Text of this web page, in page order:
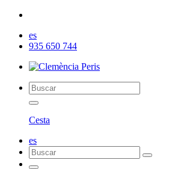
es
935 650 744
Cesta
es